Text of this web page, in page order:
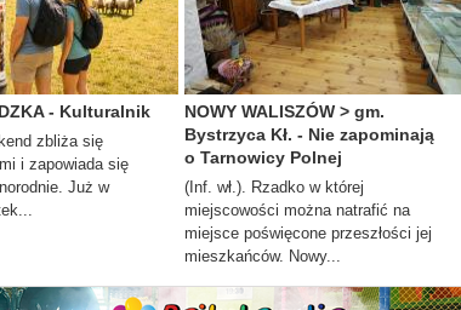
- Kulturalnik
zbliża się
i zapowiada się
Już w
NOWY WALISZÓW > gm.
Bystrzyca Kł. - Nie zapominają
o Tarnowicy Polnej
(Inf. wł.). Rzadko w której
miejscowości można natrafić na
miejsce poświęcone przeszłości jej
mieszkańców. Nowy...